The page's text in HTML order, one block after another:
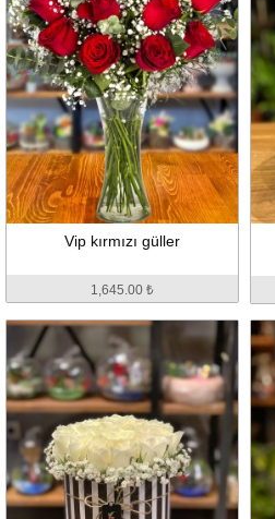
Vip kırmızı güller
1,645.00 ₺